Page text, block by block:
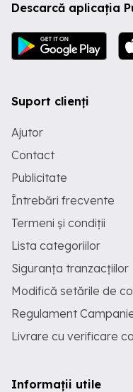
Descarcă aplicația
Suport clienți
Ajutor
Contact
Publicitate
Întrebări frecvente
Termeni și condiții
Lista categoriilor
Siguranța tranzacțiilor
Modifică setările de
Regulament
Livrare cu verificare
Informații utile